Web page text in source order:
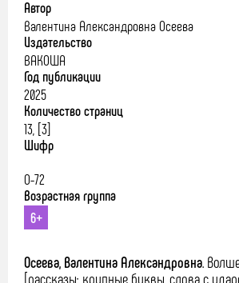
Автор
Валентина Александровна Осеева
Издательство
ВАКОША
Год публикации
2025
Количество страниц
13, [3]
Шифр
О-72
Возрастная группа
6+
Осеева, Валентина Александровна.
[рассказы: крупные буквы, слова с